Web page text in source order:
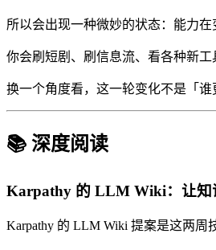
所以会出现一种微妙的状态：能力在
你会刷短剧、刷信息流、看各种新
换一个角度看，这一轮变化不是「
📚 深度阅读
Karpathy 的 LLM Wiki：让知
Karpathy 的 LLM Wiki 提案是这两周